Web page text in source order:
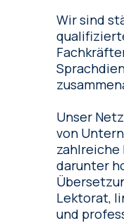
Wir sind
Unser
von
zahlreiche
darunter
Lektorat,
und